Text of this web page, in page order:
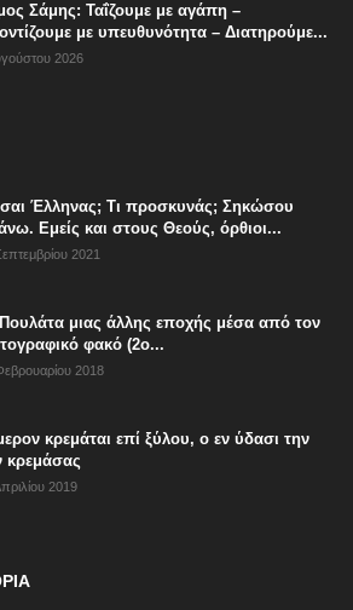
Σάμης: Ταΐζουμε με αγάπη –
με υπευθυνότητα – Διατηρούμε...
2026
Έλληνας; Τι προσκυνάς; Σηκώσου
Εμείς και στους Θεούς, όρθιοι...
2021
μιας άλλης εποχής μέσα από τον
φακό (2ο...
2018
κρεμάται επί ξύλου, ο εν ύδασι την
κρεμάσας
2019